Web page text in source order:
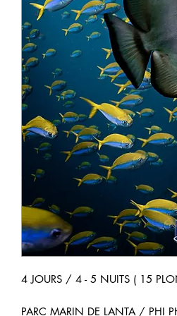
4 JOURS / 4 - 5 NUITS ( 15
PARC MARIN DE LANTA / PHI